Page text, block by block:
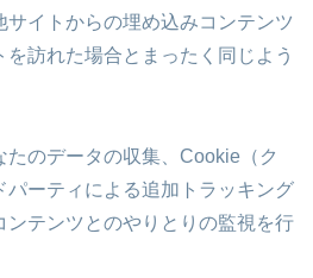
イトからの埋め込みコンテンツ
訪れた場合とまったく同じよう
たのデータの収集、Cookie（ク
パーティによる追加トラッキング
ンテンツとのやりとりの監視を行